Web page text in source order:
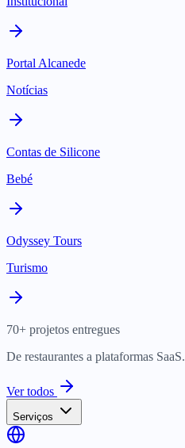
Portal Alcanede
Notícias
Contas de Silicone
Bebé
Odyssey Tours
Turismo
70+ projetos entregues
De restaurantes a plataformas SaaS.
Ver todos
Serviços